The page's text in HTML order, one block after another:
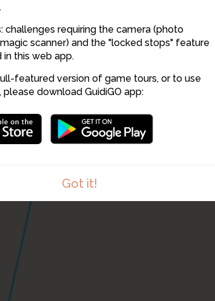
challenges requiring the camera (photo
scanner) and the "locked stops" feature
in this web app.
featured version of game tours, or to use
please download GuidiGO app:
Got it!
7
64